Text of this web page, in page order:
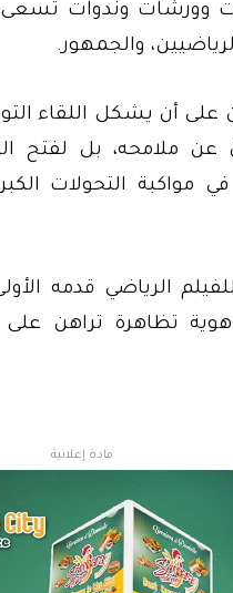
وورشات وندوات تسعى
والجمهور.
على أن يشكل اللقاء
عن ملامحه، بل لفتح
مواكبة التحولات
الرياضي قدمه
تظاهرة تراهن على
مادة إعلانية